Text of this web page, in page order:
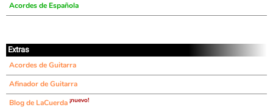
Acordes de Española
Extras
Acordes de Guitarra
Afinador de Guitarra
Blog de LaCuerda ¡nuevo!